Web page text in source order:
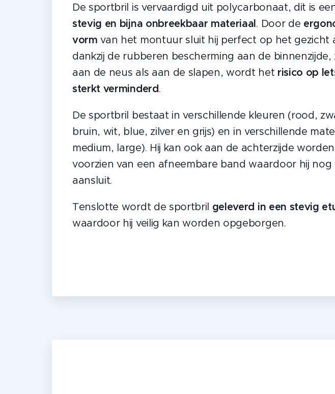
De sportbril is vervaardigd uit polycarbonaat, dit is
stevig en bijna onbreekbaar materiaal. Door de
vormvan het montuur sluit hij perfect op het gezicht
dankzij de rubberen bescherming aan de binnenzijde,
aan de neus als aan de slapen, wordt hetrisico op
sterkt verminderd.
De sportbril bestaat in verschillende kleuren (rood,
bruin, wit, blue, zilver en grijs) en in verschillende
medium, large). Hij kan ook aan de achterzijde worden
voorzien van een afneembare band waardoor hij
aansluit.
Tenslotte wordt de sportbril geleverd in een stevig
waardoor hij veilig kan worden opgeborgen.